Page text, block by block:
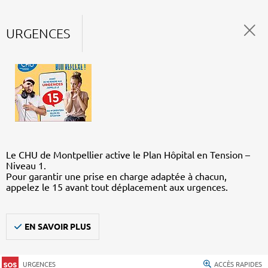
URGENCES
Le CHU de Montpellier active le Plan Hôpital en Tension –
Niveau 1.
Pour garantir une prise en charge adaptée à chacun,
appelez le 15 avant tout déplacement aux urgences.
EN SAVOIR PLUS
URGENCES ACCÈS RAPIDES